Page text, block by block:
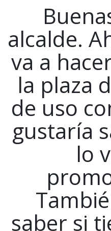
alcalde.
va a
la plaza
de uso
gustaría
lo
saber si